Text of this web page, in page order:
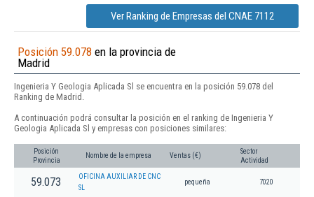
Ver Ranking de Empresas del CNAE 7112
Posición 59.078 en la provincia de
Madrid
Ingenieria Y Geologia Aplicada Sl se encuentra en la posición 59.078 del
Ranking de Madrid.
A continuación podrá consultar la posición en el ranking de Ingenieria Y
Geologia Aplicada Sl y empresas con posiciones similares:
Posición
Provincia
Nombre de la empresa Ventas (€)
Sector
Actividad
59.073
OFICINA AUXILIAR DE CNC
SL
pequeña 7020